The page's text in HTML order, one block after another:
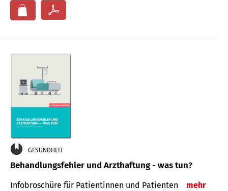
GESUNDHEIT
Behandlungsfehler und Arzthaftung - was tun?
Infobroschüre für Patientinnen und Patienten mehr